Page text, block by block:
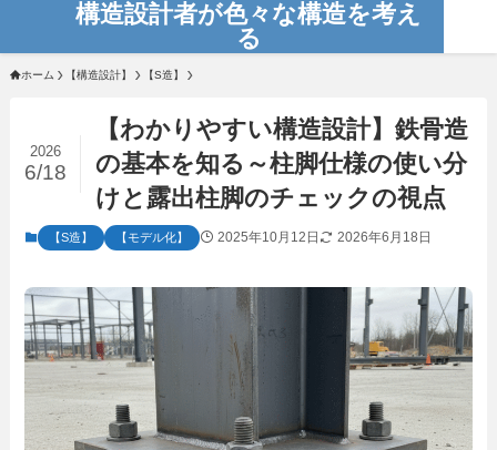
構造設計者が色々な構造を考え
る
ホーム 【構造設計】 【S造】
【わかりやすい構造設計】鉄骨造
の基本を知る～柱脚仕様の使い分
けと露出柱脚のチェックの視点
2026
6/18
【S造】 【モデル化】 2025年10月12日 2026年6月18日